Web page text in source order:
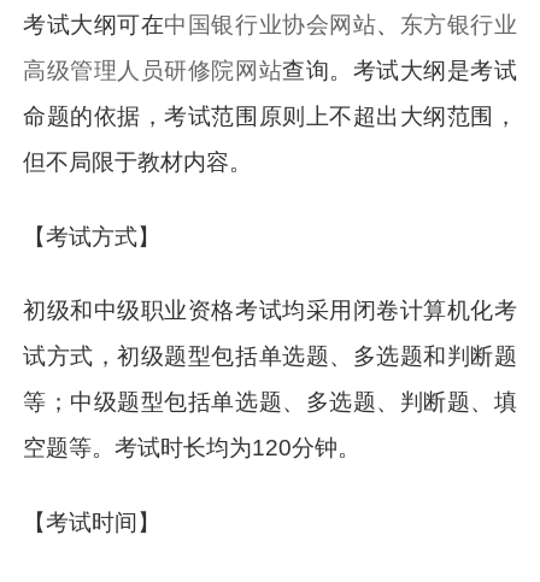
考试大纲可在中国银行业协会网站、 东方银行业
高级管理人员研修院网站查询。考试大纲是考试
命题的依据，考试范围原则上不超出大纲范围，
但不局限于教材内容。
【考试方式】
初级和中级职业资格考试均采用闭卷计算机化考
试方式，初级题型包括单选题、多选题和判断题
等；中级题型包括单选题、多选题、判断题、填
空题等。考试时长均为120分钟。
【考试时间】